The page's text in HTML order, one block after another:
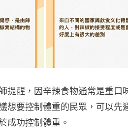
提醒，因辛辣食物通常是重口
想要控制體重的民眾，可以先
成功控制體重。